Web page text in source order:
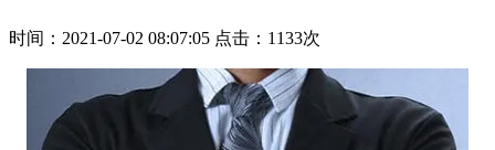
时间：2021-07-02 08:07:05 点击：1133次